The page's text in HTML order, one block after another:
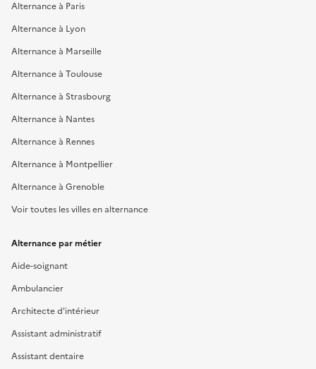
Alternance à Paris
Alternance à Lyon
Alternance à Marseille
Alternance à Toulouse
Alternance à Strasbourg
Alternance à Nantes
Alternance à Rennes
Alternance à Montpellier
Alternance à Grenoble
Voir toutes les villes en alternance
Alternance par métier
Aide-soignant
Ambulancier
Architecte d'intérieur
Assistant administratif
Assistant dentaire